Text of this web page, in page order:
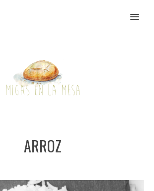
MENU
ARROZ